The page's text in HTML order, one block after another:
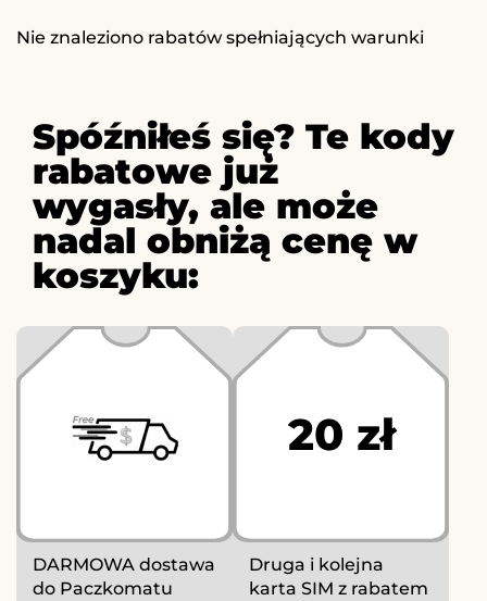
Nie znaleziono rabatów spełniających warunki
Spóźniłeś się? Te kody
rabatowe już
wygasły, ale może
nadal obniżą cenę w
koszyku:
DARMOWA dostawa
do Paczkomatu
20 zł
Druga i kolejna
karta SIM z rabatem